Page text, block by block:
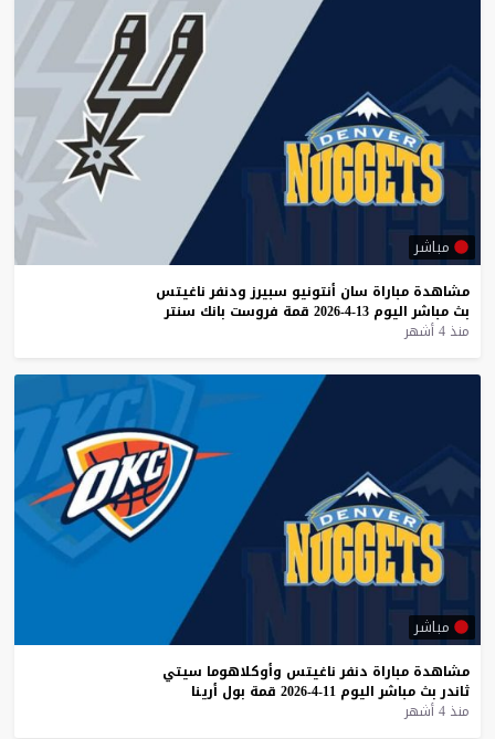
مباشر
مشاهدة مباراة سان أنتونيو سبيرز ودنفر ناغيتس
بث مباشر اليوم 13-4-2026 قمة فروست بانك سنتر
منذ 4 أشهر
مباشر
مشاهدة مباراة دنفر ناغيتس وأوكلاهوما سيتي
ثاندر بث مباشر اليوم 11-4-2026 قمة بول أرينا
منذ 4 أشهر